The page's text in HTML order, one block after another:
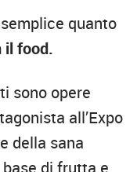
quanto
il food.
sono opere
all’Expo
della sana